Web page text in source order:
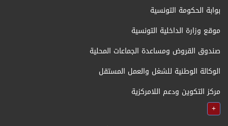
بوابة الحكومة التونسية
موقع وزارة الداخلية التونسية
صندوق القروض ومساعدة الجماعات المحلية
الوكالة الوطنية للشغل والعمل المستقل
مركز التكوين ودعم اللامركزية
+